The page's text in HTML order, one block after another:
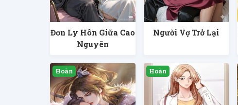
Đơn Ly Hôn Giữa Cao
Nguyên
Người Vợ Trở Lại